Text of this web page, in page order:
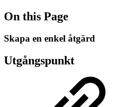
On this Page
Skapa en enkel åtgärd
Utgångspunkt